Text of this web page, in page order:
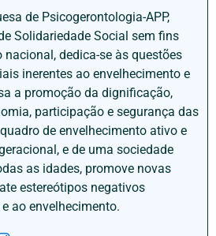
de Psicogerontologia-APP,
Solidariedade Social sem fins
dedica-se às questões
inerentes ao envelhecimento e
a promoção da dignificação,
participação e segurança das
de envelhecimento ativo e
e de uma sociedade
as idades, promove novas
estereótipos negativos
ao envelhecimento.